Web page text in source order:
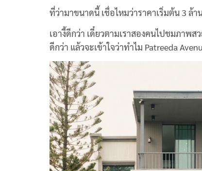
ที่ว่ามาขนาดนี้ เชื่อไหมว่าราคาเริ่มต้น 3 ล้า
เอางี้ดีกว่า เดี๋ยวตามเราสองคนไปชมภาพส
ดีกว่า แล้วจะเข้าใจว่าทำไม Patreeda